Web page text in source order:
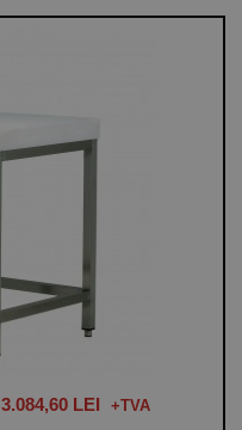
3.084,60 LEI